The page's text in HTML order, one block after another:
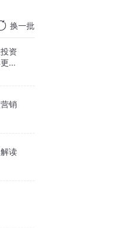
换一批
资
好
销
读